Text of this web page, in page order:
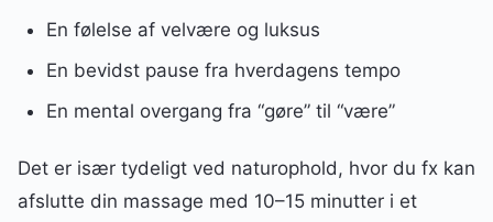
En følelse af velvære og luksus
En bevidst pause fra hverdagens tempo
En mental overgang fra “gøre” til “være”
Det er især tydeligt ved naturophold, hvor du fx kan
afslutte din massage med 10–15 minutter i et